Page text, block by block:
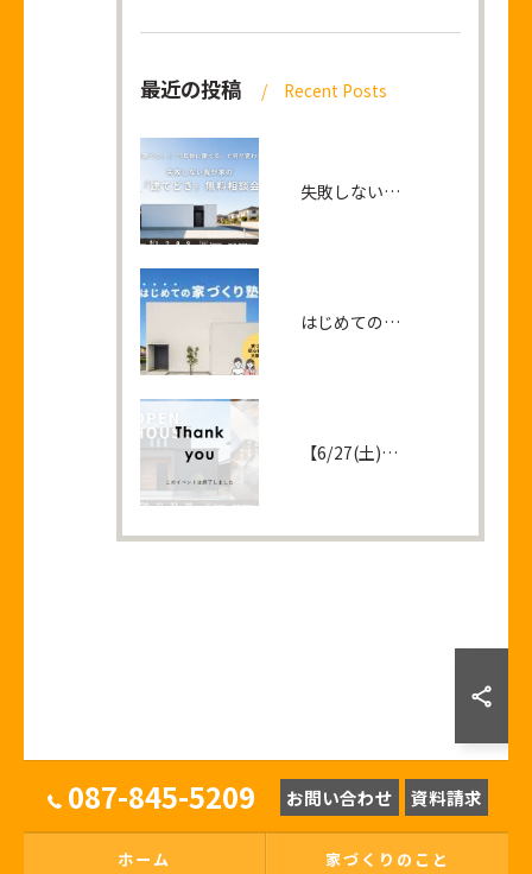
最近の投稿 Recent Posts
失敗しない我が家の『建てどき』無料相談会
はじめての家づくり塾
【6/27(土)・28(日)】完成見学会 ＠高松市六条町
087-845-5209 お問い合わせ 資料請求
ホーム 家づくりのこと